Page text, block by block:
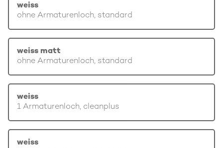
weiss
ohne Armaturenloch, standard
weiss matt
ohne Armaturenloch, standard
weiss
1 Armaturenloch, cleanplus
weiss